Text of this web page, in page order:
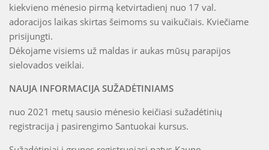
kiekvieno mėnesio pirmą ketvirtadienį nuo 17 val.
adoracijos laikas skirtas šeimoms su vaikučiais. Kviečiame
prisijungti.
Dėkojame visiems už maldas ir aukas mūsų parapijos
sielovados veiklai.
NAUJA INFORMACIJA SUŽADĖTINIAMS
nuo 2021 metų sausio mėnesio keičiasi sužadėtinių
registracija į pasirengimo Santuokai kursus.